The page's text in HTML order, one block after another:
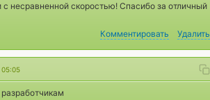
несравненной скоростью! Спасибо за отличный
Комментировать Удалить
05:05